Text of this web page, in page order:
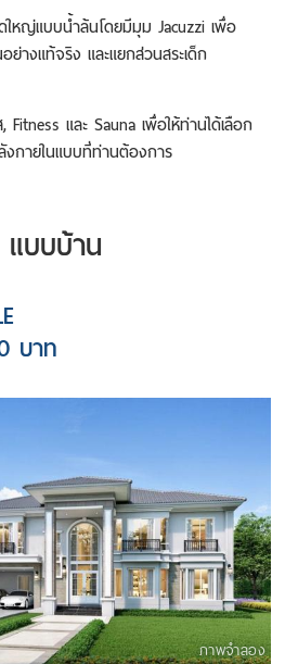
ใหญ่แบบน้ำล้นโดยมีมุม Jacuzzi เพื่อ
างแท้จริง และแยกส่วนสระเด็ก
Fitness และ Sauna เพื่อให้ท่านได้เลือก
กายในแบบที่ท่านต้องการ
แบบบ้าน
บาท
ภาพจำลอง